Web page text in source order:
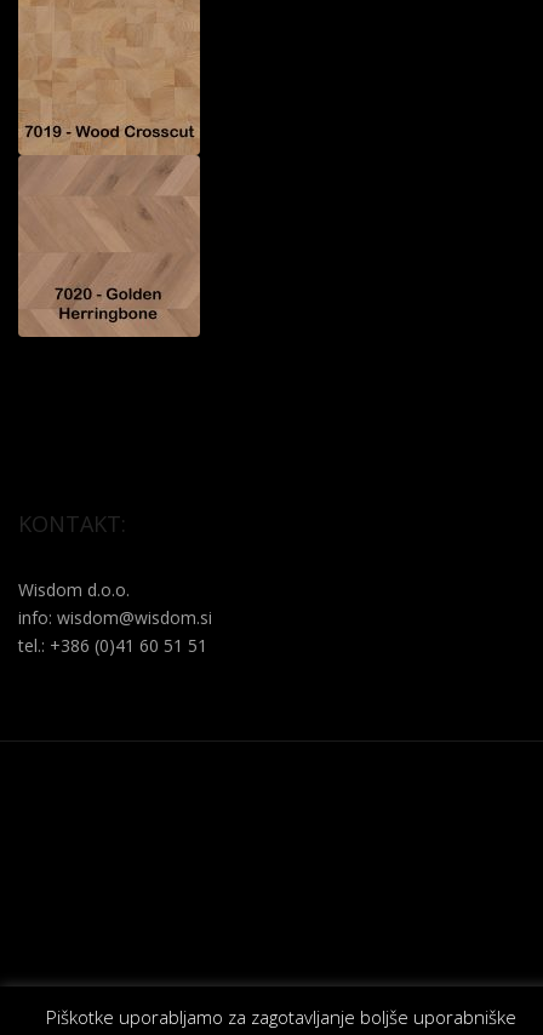
KONTAKT:
Wisdom d.o.o.
info: wisdom@wisdom.si
tel.: +386 (0)41 60 51 51
Piškotke uporabljamo za zagotavljanje boljše uporabniške